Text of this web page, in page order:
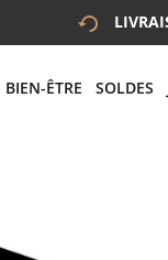
BIEN-ÊTRE SOLDES
RECHERCHE